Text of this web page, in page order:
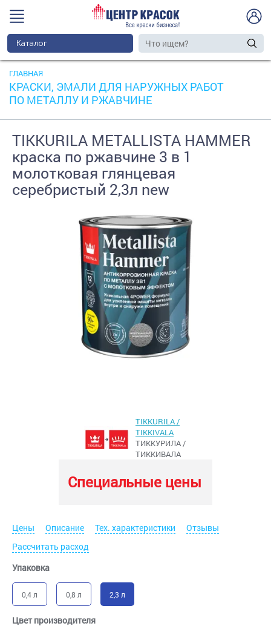
Каталог
ГЛАВНАЯ
КРАСКИ, ЭМАЛИ ДЛЯ НАРУЖНЫХ РАБОТ
ПО МЕТАЛЛУ И РЖАВЧИНЕ
TIKKURILA METALLISTA HAMMER
краска по ржавчине 3 в 1
молотковая глянцевая
серебристый 2,3л new
TIKKURILA /
TIKKIVALA
ТИККУРИЛА /
ТИККИВАЛА
Специальные цены
Цены Описание Тех. характеристики
Отзывы
Рассчитать расход
Упаковка
0,4 л 0,8 л 2,3 л
Цвет производителя